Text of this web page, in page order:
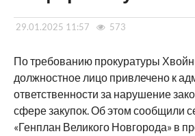
29.01.2025 11:57 573
По требованию прокуратуры
должностное лицо привлечено к
ответственности за нарушение
сфере закупок. Об этом сообщили
«Генплан Великого Новгорода» в